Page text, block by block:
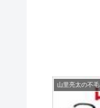
山里亮太の不